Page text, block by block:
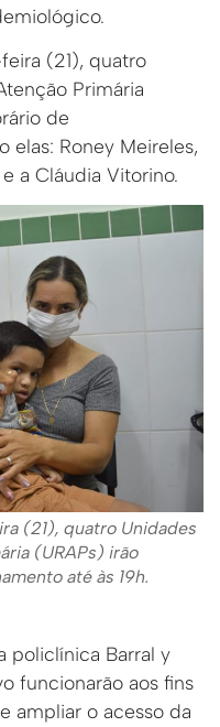
(21), quatro
Primária
de
elas: Roney Meireles,
a Cláudia Vitorino.
(21), quatro Unidades
(URAPs) irão
até às 19h.
policlínica Barral y
funcionarão aos fins
ampliar o acesso da